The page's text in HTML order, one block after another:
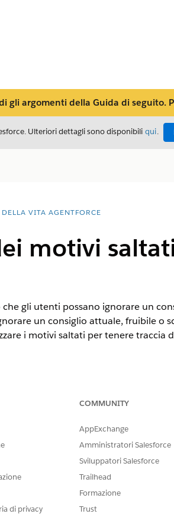
argomenti della Guida di seguito.
Ulteriori dettagli sono disponibili qui.
VITA AGENTFORCE
motivi
gli utenti possano ignorare un
un consiglio attuale, fruibile o
i motivi saltati per tenere traccia
con licenza aggiuntiva Life Sciences
AUTORIZZAZIONI UTENTE NECESSARIE
vita: Amministratore
Azione consigliata account territorio
clic suNuovo
per aggiungere nuovi valori.
di privacy
COMMUNITY
AppExchange
Amministratori Salesforce
Sviluppatori Salesforce
Trailhead
Formazione
Trust